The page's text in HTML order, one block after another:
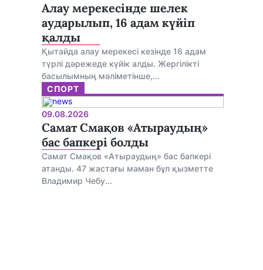
Алау мерекесінде шелек
аударылып, 16 адам күйіп
қалды
Қытайда алау мерекесі кезінде 16 адам
түрлі дәрежеде күйік алды. Жергілікті
басылымның мәліметінше,...
СПОРТ
09.08.2026
Самат Смақов «Атыраудың»
бас бапкері болды
Самат Смақов «Атыраудың» бас бапкері
атанды. 47 жастағы маман бұл қызметте
Владимир Чебу...